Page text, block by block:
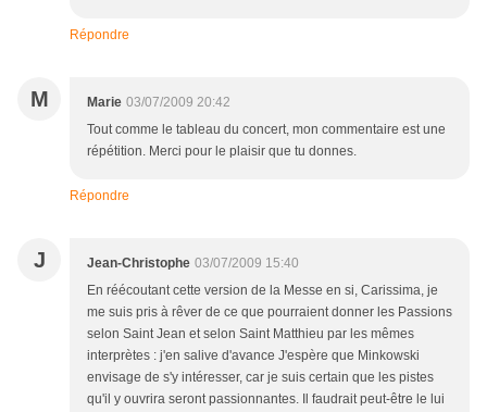
Répondre
M Marie 03/07/2009 20:42
Tout comme le tableau du concert, mon commentaire est une
répétition. Merci pour le plaisir que tu donnes.
Répondre
J Jean-Christophe 03/07/2009 15:40
En réécoutant cette version de la Messe en si, Carissima, je
me suis pris à rêver de ce que pourraient donner les Passions
selon Saint Jean et selon Saint Matthieu par les mêmes
interprètes : j'en salive d'avance J'espère que Minkowski
envisage de s'y intéresser, car je suis certain que les pistes
qu'il y ouvrira seront passionnantes. Il faudrait peut-être le lui